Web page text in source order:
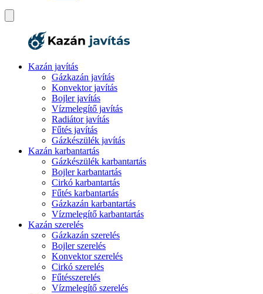
Kazán javítás
Gázkazán javítás
Konvektor javítás
Bojler javítás
Vízmelegítő javítás
Radiátor javítás
Fűtés javítás
Gázkészülék javítás
Kazán karbantartás
Gázkészülék karbantartás
Bojler karbantartás
Cirkó karbantartás
Fűtés karbantartás
Gázkazán karbantartás
Vízmelegítő karbantartás
Kazán szerelés
Gázkazán szerelés
Bojler szerelés
Konvektor szerelés
Cirkó szerelés
Fűtésszerelés
Vízmelegítő szerelés